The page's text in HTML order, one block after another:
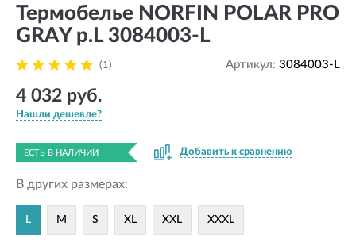
Термобелье NORFIN POLAR PRO
GRAY р.L 3084003-L
(1) Артикул: 3084003-L
4 032 руб.
Нашли дешевле?
ЕСТЬ В НАЛИЧИИ Добавить к сравнению
В других размерах:
L M S XL XXL XXXL